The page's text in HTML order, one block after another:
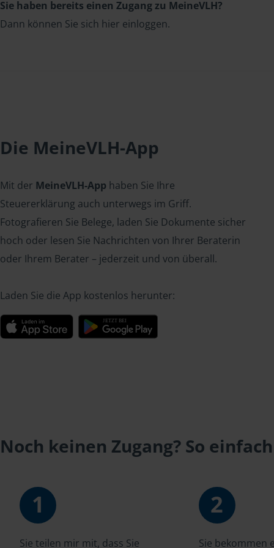
Sie haben bereits einen Zugang zu MeineVLH?
Dann können Sie sich hier einloggen.
Die MeineVLH-App
Mit der MeineVLH-App haben Sie Ihre
Steuererklärung auch unterwegs im Griff.
Fotografieren Sie Belege, laden Sie Dokumente sicher
hoch oder lesen Sie Nachrichten von Ihrer Beraterin
oder Ihrem Berater – jederzeit und von überall.
Laden Sie die App kostenlos herunter:
Noch keinen Zugang? So
1
Sie teilen mir mit, dass Sie
2
Sie bekommen